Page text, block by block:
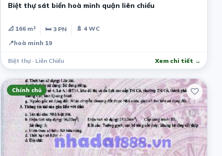
Biệt thự sát biển hoà minh quận liên chiểu
📐 166 m² 🛏 3 PN
🚿 4 WC
📍hoà minh 19
Biệt thự · Liên Chiểu Xem chi tiết →
Chính chủ